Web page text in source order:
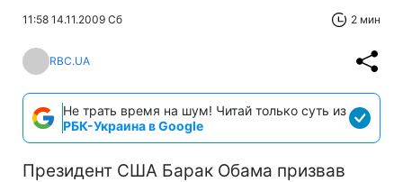
11:58 14.11.2009 Сб 2 мин
RBC.UA
Не трать время на шум! Читай только суть из
РБК-Украина в Google
Президент США Барак Обама призвав